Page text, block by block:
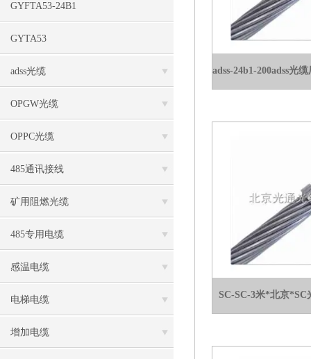
GYFTA53-24B1
GYTA53
adss光缆
OPGW光缆
OPPC光缆
485通讯接线
矿用阻燃光缆
485专用电缆
感温电缆
电梯电缆
增加电缆
SC-SC-3米*北京*SC